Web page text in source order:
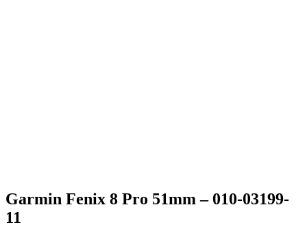
Garmin Fenix 8 Pro 51mm – 010-03199-
11